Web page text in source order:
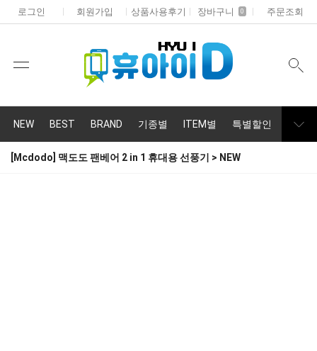
로그인 회원가입 상품사용후기 장바구니 0 주문조회
NEW BEST BRAND 기종별 ITEM별 특별할인 휴대폰
[Mcdodo] 맥도도 팬베어 2 in 1 휴대용 선풍기 > NEW